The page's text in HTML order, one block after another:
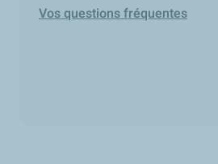
Vos questions fréquentes